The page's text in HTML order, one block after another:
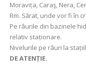
Moravița, Caraş, Nera,
Rm. Sărat, unde vor fi în
Pe râurile din bazinele
relativ staționare.
Nivelurile pe râuri la
DE ATENȚIE.